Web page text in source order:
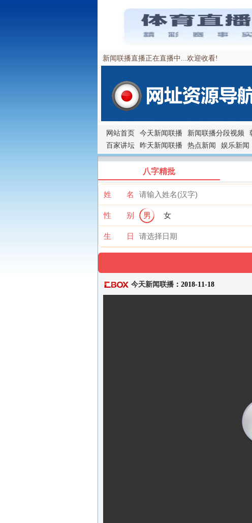
新闻联播直播正在直播中...欢迎收看!
网站首页 今天新闻联播 新闻联播分段视频
百家讲坛
昨天新闻联播 热点新闻 娱乐新闻
八字精批
姓 名
性 别 男 女
生 日
今天新闻联播 ：2018-11-18